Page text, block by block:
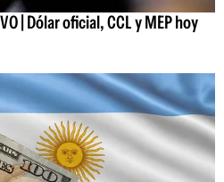
| Dólar oficial, CCL y MEP hoy